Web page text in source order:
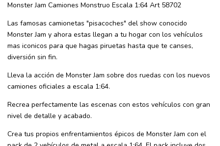
Monster Jam Camiones Monstruo Escala 1:64 Art 58702
Las famosas camionetas "pisacoches" del show conocido
Monster Jam y ahora estas llegan a tu hogar con los vehículos
mas iconicos para que hagas piruetas hasta que te canses,
diversión sin fin.
Lleva la acción de Monster Jam sobre dos ruedas con los nuevos
camiones oficiales a escala 1:64.
Recrea perfectamente las escenas con estos vehículos con gran
nivel de detalle y acabado.
Crea tus propios enfrentamientos épicos de Monster Jam con el